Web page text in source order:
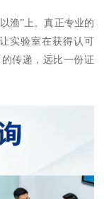
渔”上。真正专业的
实验室在获得认可
传递，远比一份证